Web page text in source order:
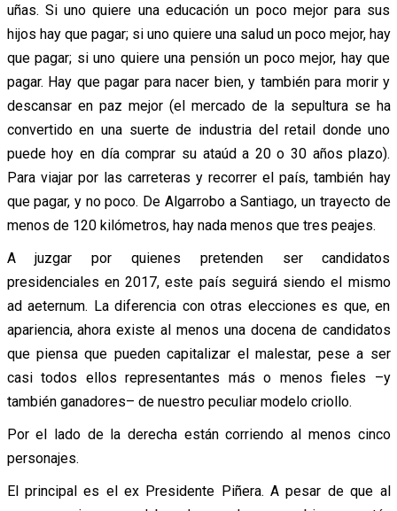
uñas. Si uno quiere una educación un poco mejor para sus
hijos hay que pagar; si uno quiere una salud un poco mejor, hay
que pagar; si uno quiere una pensión un poco mejor, hay que
pagar. Hay que pagar para nacer bien, y también para morir y
descansar en paz mejor (el mercado de la sepultura se ha
convertido en una suerte de industria del retail donde uno
puede hoy en día comprar su ataúd a 20 o 30 años plazo).
Para viajar por las carreteras y recorrer el país, también hay
que pagar, y no poco. De Algarrobo a Santiago, un trayecto de
menos de 120 kilómetros, hay nada menos que tres peajes.
A juzgar por quienes pretenden ser candidatos
presidenciales en 2017, este país seguirá siendo el mismo
ad aeternum. La diferencia con otras elecciones es que, en
apariencia, ahora existe al menos una docena de candidatos
que piensa que pueden capitalizar el malestar, pese a ser
casi todos ellos representantes más o menos fieles –y
también ganadores– de nuestro peculiar modelo criollo.
Por el lado de la derecha están corriendo al menos cinco
personajes.
El principal es el ex Presidente Piñera. A pesar de que al